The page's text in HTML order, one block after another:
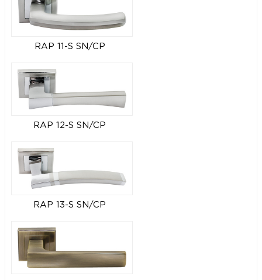
RAP 11-S SN/CP
RAP 12-S SN/CP
RAP 13-S SN/CP